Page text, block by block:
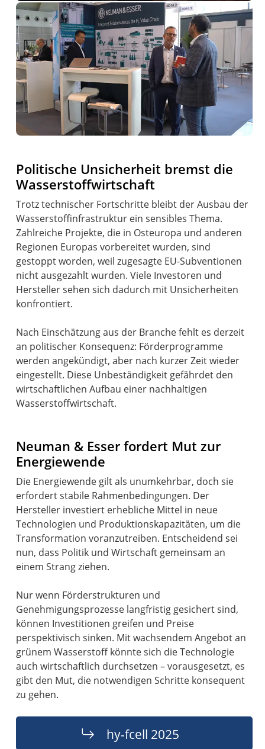
Politische Unsicherheit bremst die
Wasserstoffwirtschaft
Trotz technischer Fortschritte bleibt der Ausbau der
Wasserstoffinfrastruktur ein sensibles Thema.
Zahlreiche Projekte, die in Osteuropa und anderen
Regionen Europas vorbereitet wurden, sind
gestoppt worden, weil zugesagte EU-Subventionen
nicht ausgezahlt wurden. Viele Investoren und
Hersteller sehen sich dadurch mit Unsicherheiten
konfrontiert.
Nach Einschätzung aus der Branche fehlt es derzeit
an politischer Konsequenz: Förderprogramme
werden angekündigt, aber nach kurzer Zeit wieder
eingestellt. Diese Unbeständigkeit gefährdet den
wirtschaftlichen Aufbau einer nachhaltigen
Wasserstoffwirtschaft.
Neuman & Esser fordert Mut zur
Energiewende
Die Energiewende gilt als unumkehrbar, doch sie
erfordert stabile Rahmenbedingungen. Der
Hersteller investiert erhebliche Mittel in neue
Technologien und Produktionskapazitäten, um die
Transformation voranzutreiben. Entscheidend sei
nun, dass Politik und Wirtschaft gemeinsam an
einem Strang ziehen.
Nur wenn Förderstrukturen und
Genehmigungsprozesse langfristig gesichert sind,
können Investitionen greifen und Preise
perspektivisch sinken. Mit wachsendem Angebot an
grünem Wasserstoff könnte sich die Technologie
auch wirtschaftlich durchsetzen – vorausgesetzt, es
gibt den Mut, die notwendigen Schritte konsequent
zu gehen.
hy-fcell 2025